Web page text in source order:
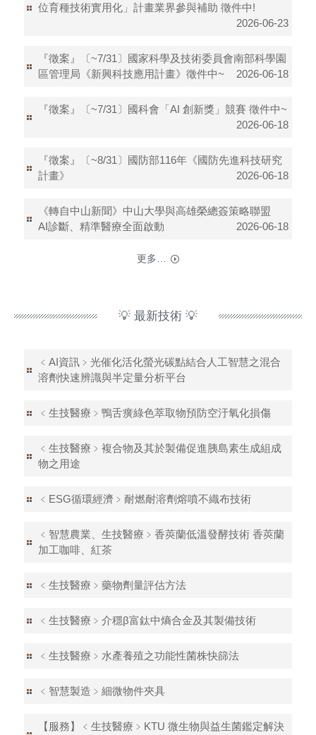
位育種技術實用化」計畫業界參與補助 徵件中!
2026-06-23
『徵案』〔~7/31〕國家科學及技術委員會南部科學園
區管理局《新興科技應用計畫》徵件中~
2026-06-18
『徵案』〔~7/31〕國科會「AI 創新獎」競賽 徵件中~
2026-06-18
『徵案』〔~8/31〕國防部116年《國防先進科技研究
計畫》
2026-06-18
《轉自中山新聞》中山大學與高雄榮總簽策略聯盟
AI診斷、精準醫療全面啟動
2026-06-18
更多…
💡 最新技術 💡
﹤AI資訊﹥光催化活化螢光碳點結合人工智慧之混合
溶劑快速辨識與半定量分析平台
﹤生技醫療﹥鴨舌癀綠色萃取物預防空汙氧化損傷
﹤生技醫療﹥複合物及其於製備促進胰島素生成組成
物之用途
﹤ESG循環經濟﹥耐燃耐溶劑熔噴不織布技術
﹤智慧農業、生技醫療﹥香莢蘭低溫發酵技術 香莢蘭
加工咖啡、紅茶
﹤生技醫療﹥藥物劑量評估方法
﹤生技醫療﹥介穩β富鈦中熵合金及其製備技術
﹤生技醫療﹥水產養殖之功能性菌株快篩法
﹤智慧製造﹥細微物件夾具
【服務】﹤生技醫療﹥KTU 微生物與益生菌鑑定解決